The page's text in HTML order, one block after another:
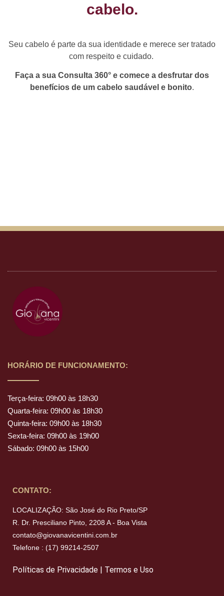
cabelo.
Seu cabelo é parte da sua identidade e merece ser tratado
com respeito e cuidado.
Faça a sua Consulta 360° e comece a desfrutar dos
benefícios de um cabelo saudável e bonito.
HORÁRIO DE FUNCIONAMENTO:
Terça-feira: 09h00 às 18h30
Quarta-feira: 09h00 às 18h30
Quinta-feira: 09h00 às 18h30
Sexta-feira: 09h00 às 19h00
Sábado: 09h00 às 15h00
CONTATO:
LOCALIZAÇÃO: São José do Rio Preto/SP
R. Dr. Presciliano Pinto, 2208 A - Boa Vista
contato@giovanavicentini.com.br
Telefone : (17) 99214-2507
Políticas de Privacidade Termos e Uso